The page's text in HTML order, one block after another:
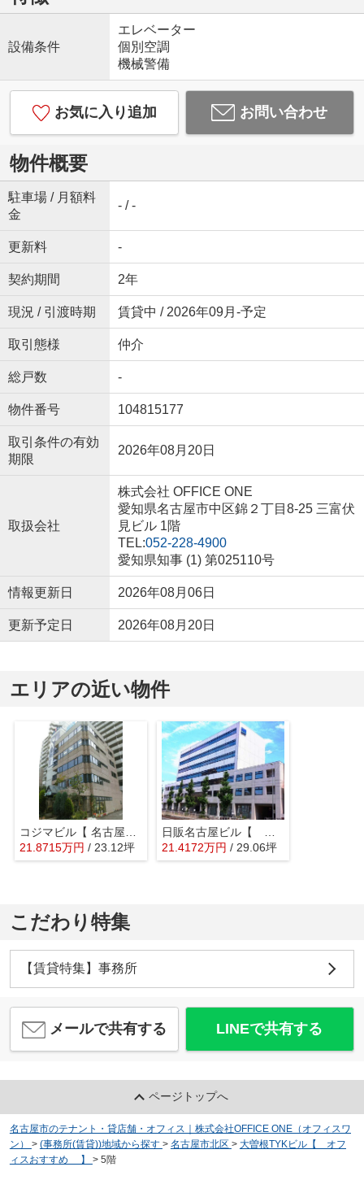
設備条件
エレベーター
個別空調
機械警備
お気に入り追加 お問い合わせ
物件概要
駐車場 / 月額料
金
- / -
更新料 -
契約期間 2年
現況 / 引渡時期 賃貸中 / 2026年09月-予定
取引態様 仲介
総戸数 -
物件番号 104815177
取引条件の有効
期限
2026年08月20日
取扱会社
株式会社 OFFICE ONE
愛知県名古屋市中区錦２丁目8-25 三富伏
見ビル 1階
TEL:052-228-4900
愛知県知事 (1) 第025110号
情報更新日 2026年08月06日
更新予定日 2026年08月20日
エリアの近い物件
21.8715万円 / 23.12坪
21.4172万円 / 29.06坪
こだわり特集
【賃貸特集】事務所
メールで共有する LINEで共有する
ページトップへ
名古屋市のテナント・貸店舗・オフィス｜株式会社OFFICE ONE（オフィスワ
ン）
> (事務所(賃貸))地域から探す > 名古屋市北区 > 大曽根TYKビル【 オフ
ィスおすすめ 】
> 5階